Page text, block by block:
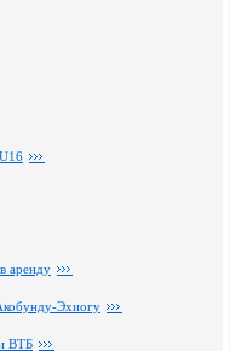
аренду
Эхиогу
ВТБ